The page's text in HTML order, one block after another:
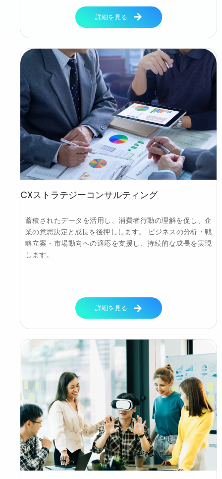
詳細を見る
CXストラテジーコンサルティング
蓄積されたデータを活用し、消費者行動の理解を促し、企
業の意思決定と成長を後押しします。 ビジネスの分析・戦
略立案・市場動向への適応を支援し、持続的な成長を実現
します。
詳細を見る